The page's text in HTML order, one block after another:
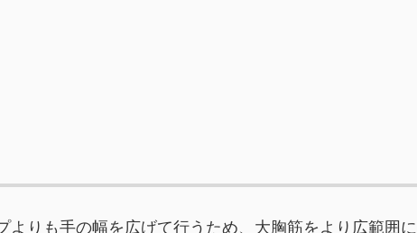
りも手の幅を広げて行うため、大胸筋をより広範囲に